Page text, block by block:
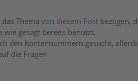
Thema von diesem Post bezogen,
wie gesagt bereits benutzt.
den Kontennummern gesucht,
die Fragen